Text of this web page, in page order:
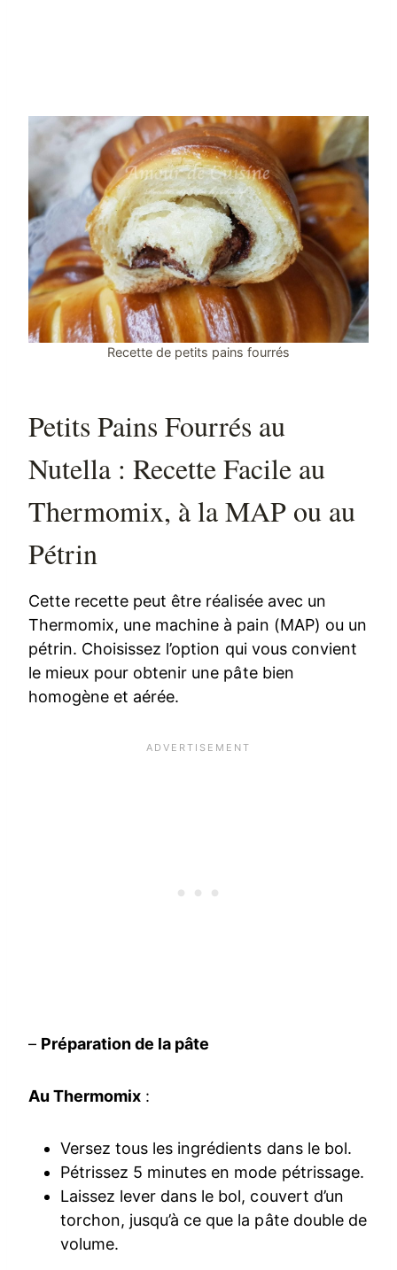
Recette de petits pains fourrés
Petits Pains Fourrés au
Nutella : Recette Facile au
Thermomix, à la MAP ou au
Pétrin
Cette recette peut être réalisée avec un
Thermomix, une machine à pain (MAP) ou un
pétrin. Choisissez l’option qui vous convient
le mieux pour obtenir une pâte bien
homogène et aérée.
– Préparation de la pâte
Au Thermomix :
Versez tous les ingrédients dans le bol.
Pétrissez 5 minutes en mode pétrissage.
Laissez lever dans le bol, couvert d’un
torchon, jusqu’à ce que la pâte double de
volume.